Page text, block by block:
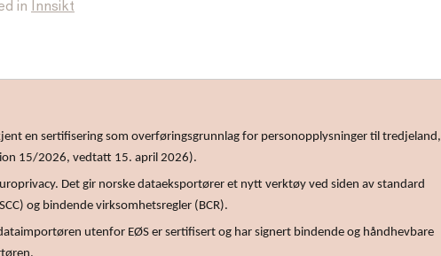
in Innsikt
en sertifisering som overføringsgrunnlag for personopplysninger til tredjeland,
15/2026, vedtatt 15. april 2026).
Det gir norske dataeksportører et nytt verktøy ved siden av standard
og bindende virksomhetsregler (BCR).
utenfor EØS er sertifisert og har signert bindende og håndhevbare